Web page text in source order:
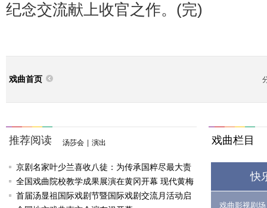
纪念交流献上收官之作。(完)
戏曲首页
推荐阅读 汤莎会 演出
京剧名家叶少兰喜收八徒：为传承国粹尽最大责
任
全国戏曲院校教学成果展演在黄冈开幕 现代黄梅
戏《槐花谣》倾情..
首届汤显祖国际戏剧节暨国际戏剧交流月活动启
戏曲栏目
快
戏曲影视剧场